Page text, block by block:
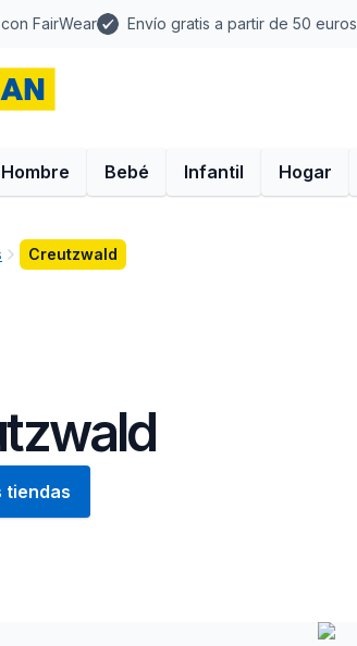
FairWear Envío gratis a partir de 50 euros
Hombre Bebé Infantil Hogar
Creutzwald
tiendas